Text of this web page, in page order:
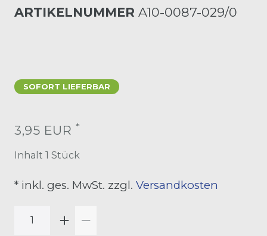
ARTIKELNUMMER A10-0087-029/0
SOFORT LIEFERBAR
3,95 EUR *
Inhalt 1 Stück
* inkl. ges. MwSt. zzgl. Versandkosten